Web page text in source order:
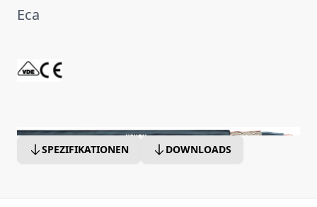
Eca
SPEZIFIKATIONEN DOWNLOADS